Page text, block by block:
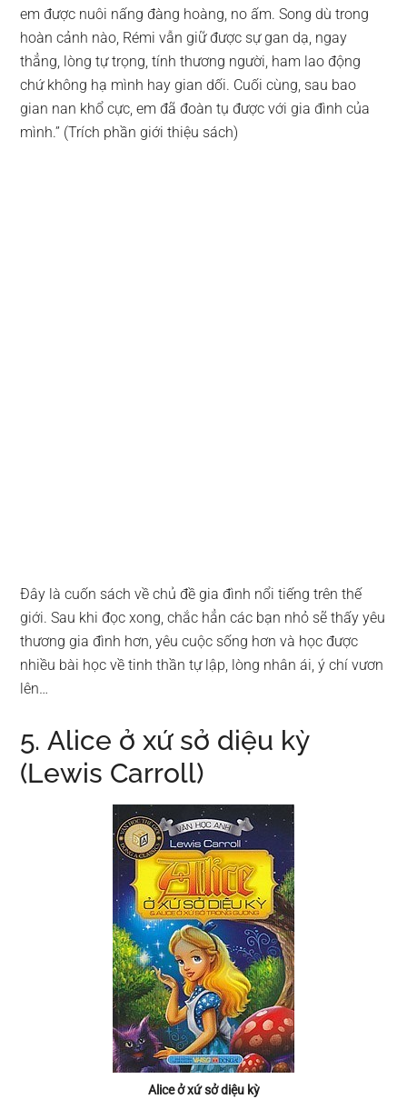
em được nuôi nấng đàng hoàng, no ấm. Song dù trong
hoàn cảnh nào, Rémi vẫn giữ được sự gan dạ, ngay
thẳng, lòng tự trọng, tính thương người, ham lao động
chứ không hạ mình hay gian dối. Cuối cùng, sau bao
gian nan khổ cực, em đã đoàn tụ được với gia đình của
mình.” (Trích phần giới thiệu sách)
Đây là cuốn sách về chủ đề gia đình nổi tiếng trên thế
giới. Sau khi đọc xong, chắc hẳn các bạn nhỏ sẽ thấy yêu
thương gia đình hơn, yêu cuộc sống hơn và học được
nhiều bài học về tinh thần tự lập, lòng nhân ái, ý chí vươn
lên…
5. Alice ở xứ sở diệu kỳ
(Lewis Carroll)
Alice ở xứ sở diệu kỳ